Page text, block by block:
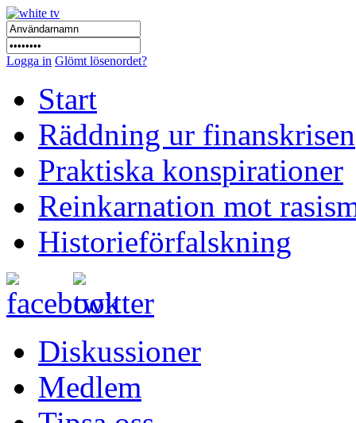
Logga in Glömt lösenordet?
Start
Räddning ur finanskrisen
Praktiska konspirationer
Reinkarnation mot
Historieförfalskning
Diskussioner
Medlem